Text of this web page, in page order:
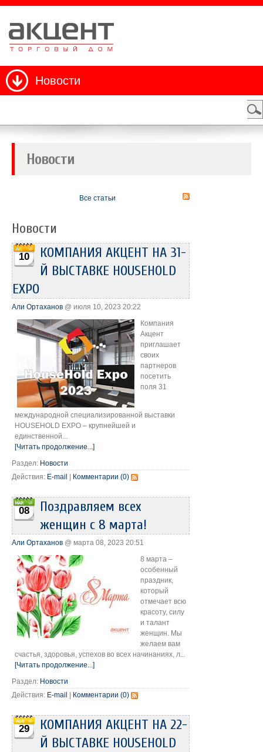
Новости
Новости
Все статьи
Новости
10
КОМПАНИЯ АКЦЕНТ НА 31-
Й ВЫСТАВКЕ HOUSEHOLD
EXPO
Али Ортаханов @ июля 10, 2023 20:22
Компания
Акцент
приглашает
своих
партнеров
посетить
поля 31
международной специализированной выставки
HOUSEHOLD EXPO – крупнейшей и
единственной...
[Читать продолжение...]
Раздел: Новости
Действия: E-mail | Комментарии (0)
08
Поздравляем всех
женщин с 8 марта!
Али Ортаханов @ марта 08, 2023 20:51
8 марта –
особенный
праздник,
который
отмечает всю
красоту, силу
и талант
женщин. Мы
желаем вам
счастья, здоровья, успехов во всех начинаниях, л...
[Читать продолжение...]
Раздел: Новости
Действия: E-mail | Комментарии (0)
29
КОМПАНИЯ АКЦЕНТ НА 22-
Й ВЫСТАВКЕ HOUSEHOLD